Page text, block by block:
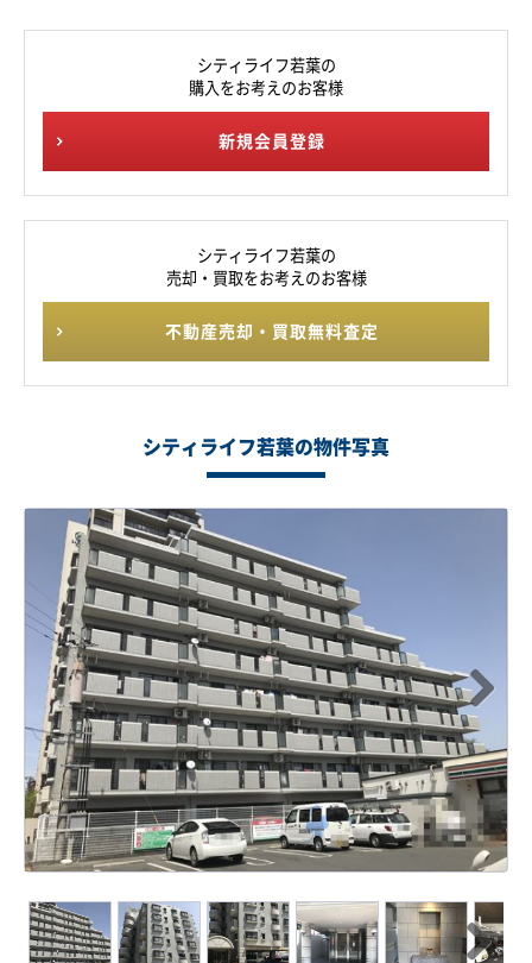
シティライフ若葉の
購入をお考えのお客様
新規会員登録
シティライフ若葉の
売却・買取をお考えのお客様
不動産売却・買取無料査定
シティライフ若葉の物件写真
Next